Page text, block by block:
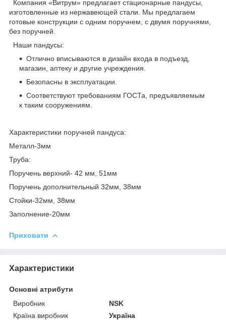
Компания «Витрум» предлагает стационарные пандусы,
изготовленные из нержавеющей стали.
Мы предлагаем
готовые конструкции с одним поручнем, с двумя поручнями,
без поручней.
Наши пандусы:
Отлично вписываются в дизайн входа в подъезд,
магазин, аптеку и другие учреждения.
Безопасны в эксплуатации.
Соответствуют требованиям ГОСТа, предъявляемым
к таким сооружениям.
Характеристики поручней пандуса:
Металл-3мм
Труба:
Поручень верхний- 42 мм, 51мм
Поручень дополнительный 32мм, 38мм
Стойки-32мм, 38мм
Заполнение-20мм
Приховати
Характеристики
Основні атрибути
Виробник
NSK
Країна виробник
Україна